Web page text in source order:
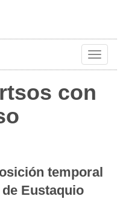
Toggle
con
temporal
Eustaquio